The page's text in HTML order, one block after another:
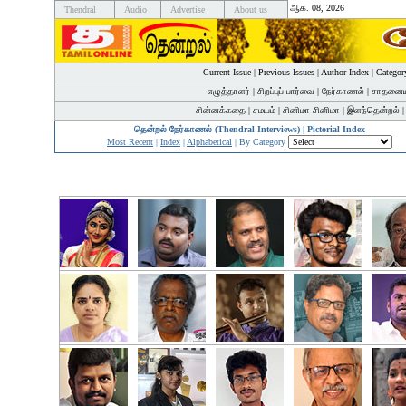
Thendral Audio Advertise About us ஆக. 08, 2026
Current Issue| Previous Issues| Author Index|
எழுத்தாளர் | சிறப்புப் பார்வை | நேர்காணல் |
சின்னக்கதை | சமயம் | சினிமா சினிமா | இளந்தென்றல் |
தென்றல் நேர்காணல் (Thendral Interviews) | Pictorial Index
Most Recent | Index | Alphabetical | By Category